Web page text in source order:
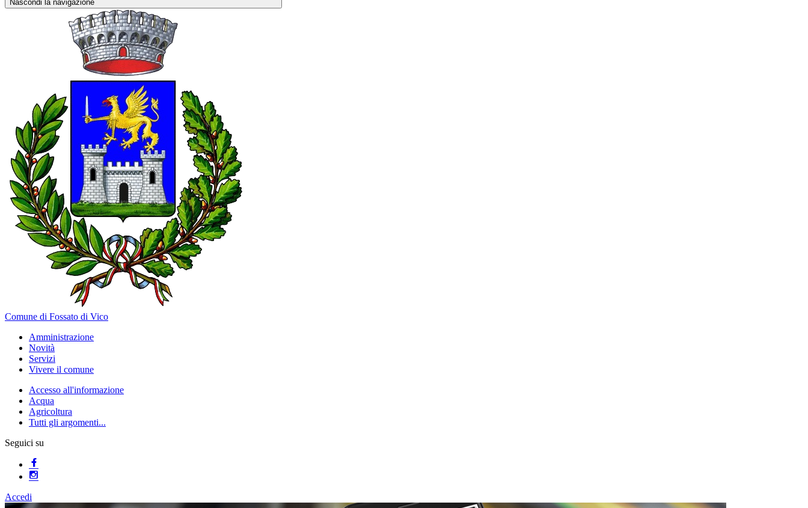
Nascondi la navigazione
Comune di Fossato di Vico
Amministrazione
Novità
Servizi
Vivere il comune
Accesso all'informazione
Acqua
Agricoltura
Tutti gli argomenti...
Seguici su
Accedi